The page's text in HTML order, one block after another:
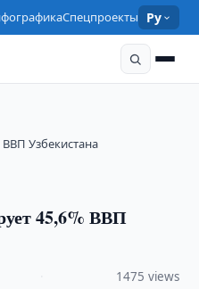
Спецпроекты Ру
Узбекистана
45,6% ВВП
1475 views